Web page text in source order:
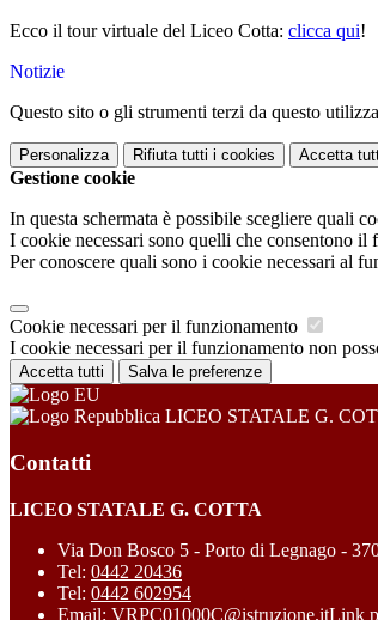
Ecco il tour virtuale del Liceo Cotta: clicca qui!
Notizie
Questo sito o gli strumenti terzi da questo
Personalizza Rifiuta tutti i cookies Accetta
Gestione cookie
In questa schermata è possibile scegliere quali
I cookie necessari sono quelli che consentono
Per conoscere quali sono i cookie necessari al
Cookie necessari per il funzionamento
I cookie necessari per il funzionamento non
Accetta tutti Salva le preferenze
LICEO STATALE G.
Contatti
LICEO STATALE G. COTTA
Via Don Bosco 5 - Porto di Legnago -
Tel: 0442 20436
Tel: 0442 602954
Email: VRPC01000C@istruzione.itLink